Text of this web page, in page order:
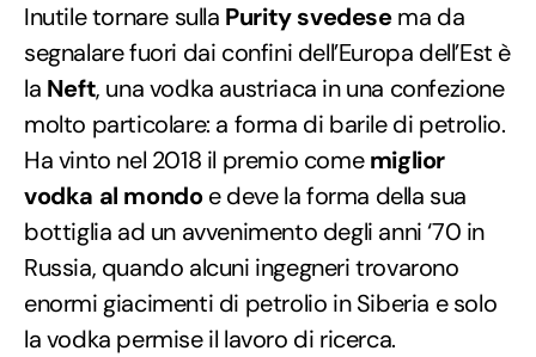
Inutile tornare sulla Purity svedesema da
segnalare fuori dai confini dell’Europa dell’Est è
la Neft, una vodka austriaca in una confezione
molto particolare: a forma di barile di petrolio.
Ha vinto nel 2018 il premio comemiglior
vodka al mondoe deve la forma della sua
bottiglia ad un avvenimento degli anni ‘70 in
Russia, quando alcuni ingegneri trovarono
enormi giacimenti di petrolio in Siberia e solo
la vodka permise il lavoro di ricerca.